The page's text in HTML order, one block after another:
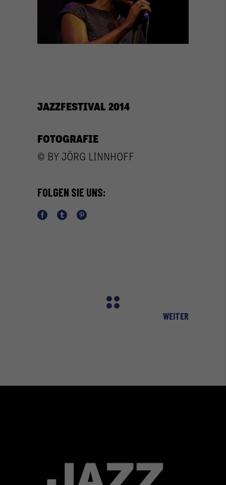
JAZZFESTIVAL 2014
FOTOGRAFIE
© BY JÖRG LINNHOFF
FOLGEN SIE UNS:
WEITER